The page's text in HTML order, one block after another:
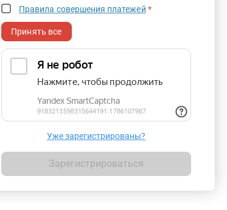
Правила совершения платежей *
Принять все
Уже зарегистрированы?
Зарегистрироваться